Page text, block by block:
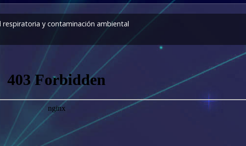
respiratoria y contaminación ambiental